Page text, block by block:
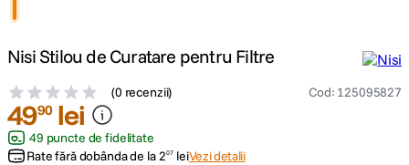
4. peak design
5. canon sx740 hs
6. lavaliera
Nisi Stilou de Curatare pentru Filtre
(0 recenzii) Cod: 125095827
4990 lei
49 puncte de fidelitate
Rate fără dobânda de la207 leiVezi detalii